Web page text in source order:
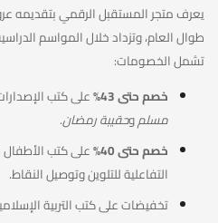
يعرف متجر المستقبل الرقمي بتقديمه
طوال العام، وتزداد خلال المواسم
تشمل الخصومات:
خصم حتى 43%
على كتب
مسلموحقيبة رمضان.
خصم حتى 40%
على كتب الأطفال
التفاعلية للتلوين وتوصيل النقاط.
تخفيضات على كتب التربية